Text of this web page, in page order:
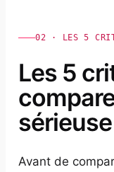
02 · LES 5
Les 5
sérieuse
Avant de